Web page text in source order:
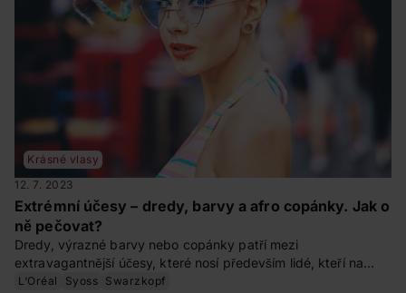
Krásné vlasy
12. 7. 2023
Extrémní účesy – dredy, barvy a afro copánky. Jak o
ně pečovat?
Dredy, výrazné barvy nebo copánky patří mezi
extravagantnější účesy, které nosí především lidé, kteří na
sebe chtějí upoutat pozornost. Ať už přemýšlíte o takovém
L‘Oréal Syoss Swarzkopf